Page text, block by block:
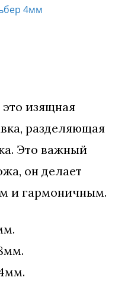
4мм
изящная
разделяющая
Это важный
он делает
и гармоничным.